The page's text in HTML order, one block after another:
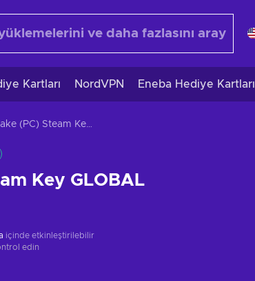
Kartları NordVPN Eneba Hediye Kartları
Intake (PC) Steam Key GLOBAL
Key GLOBAL
içinde etkinleştirilebilir
edin